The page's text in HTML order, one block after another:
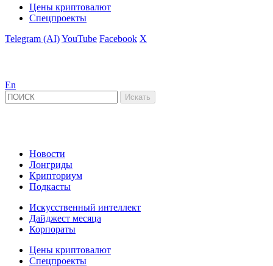
Цены криптовалют
Спецпроекты
Telegram (AI)YouTube Facebook X
En
Новости
Лонгриды
Крипториум
Подкасты
Искусственный интеллект
Дайджест месяца
Корпораты
Цены криптовалют
Спецпроекты